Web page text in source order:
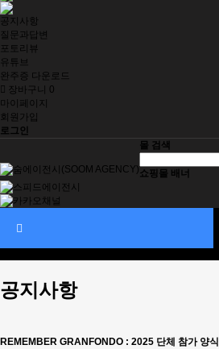
공지사항
질문과답변
포토리뷰
유튜브
완주증 다운로드
장바구니
0
마이페이지
회원가입
로그인
몰 검색
쇼핑몰 배너
공지사항
REMEMBER GRANFONDO : 2025 단체 참가 양식